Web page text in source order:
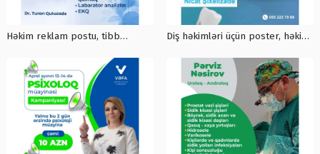
Həkim reklam postu, tibb
reklam dizaynı
Diş həkimləri üçün poster, həkim
tibb reklam dizaynı